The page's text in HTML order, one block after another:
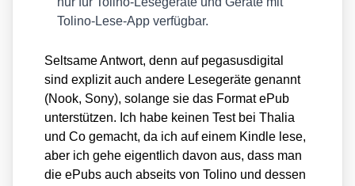
Toli­no-Lese-App ver­füg­bar.
Selt­sa­me Ant­wort, denn auf pega­sus­di­gi­tal
sind expli­zit auch ande­re Lese­ge­rä­te genannt
(Nook, Sony), solan­ge sie das For­mat ePub
unter­stüt­zen. Ich habe kei­nen Test bei Tha­lia
und Co gemacht, da ich auf einem Kind­le lese,
aber ich gehe eigent­lich davon aus, dass man
die ePubs auch abseits von Toli­no und des­sen